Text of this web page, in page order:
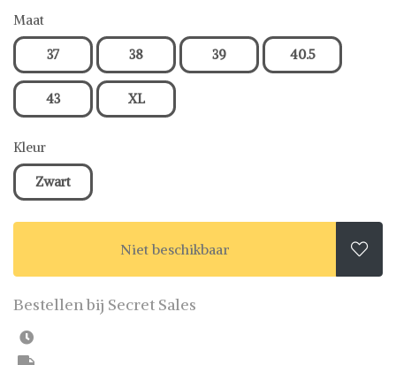
Maat
37 38 39 40.5
43 XL
Kleur
Zwart
Niet beschikbaar 
Bestellen bij Secret Sales